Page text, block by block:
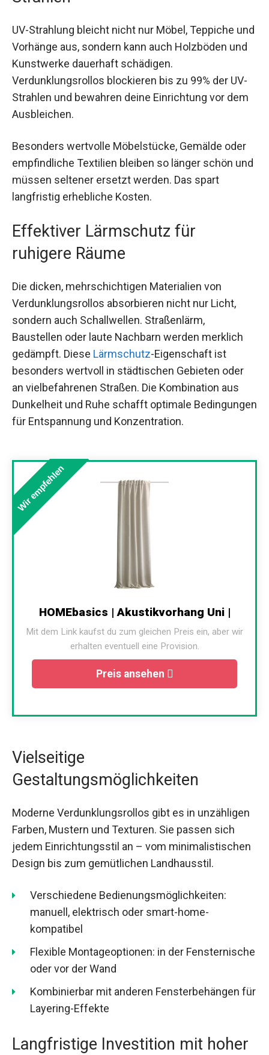
UV-Strahlung bleicht nicht nur Möbel, Teppiche und
Vorhänge aus, sondern kann auch Holzböden und
Kunstwerke dauerhaft schädigen.
Verdunklungsrollos blockieren bis zu 99% der UV-
Strahlen und bewahren deine Einrichtung vor dem
Ausbleichen.
Besonders wertvolle Möbelstücke, Gemälde oder
empfindliche Textilien bleiben so länger schön und
müssen seltener ersetzt werden. Das spart
langfristig erhebliche Kosten.
Effektiver Lärmschutz für
ruhigere Räume
Die dicken, mehrschichtigen Materialien von
Verdunklungsrollos absorbieren nicht nur Licht,
sondern auch Schallwellen. Straßenlärm,
Baustellen oder laute Nachbarn werden merklich
gedämpft. Diese Lärmschutz-Eigenschaft ist
besonders wertvoll in städtischen Gebieten oder
an vielbefahrenen Straßen. Die Kombination aus
Dunkelheit und Ruhe schafft optimale Bedingungen
für Entspannung und Konzentration.
Wir empfehlen
HOMEbasics | Akustikvorhang Uni |
Mit dem Link kaufst du zum gleichen Preis ein, aber wir
erhalten eventuell eine Provision.
Preis ansehen
Vielseitige
Gestaltungsmöglichkeiten
Moderne Verdunklungsrollos gibt es in unzähligen
Farben, Mustern und Texturen. Sie passen sich
jedem Einrichtungsstil an – vom minimalistischen
Design bis zum gemütlichen Landhausstil.
Verschiedene Bedienungsmöglichkeiten:
manuell, elektrisch oder smart-home-
kompatibel
Flexible Montageoptionen: in der Fensternische
oder vor der Wand
Kombinierbar mit anderen Fensterbehängen für
Layering-Effekte
Langfristige Investition mit hoher